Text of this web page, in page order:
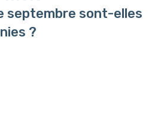
septembre sont-elles
?